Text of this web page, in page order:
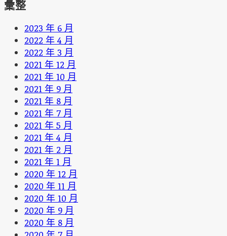
彙整
2023 年 6 月
2022 年 4 月
2022 年 3 月
2021 年 12 月
2021 年 10 月
2021 年 9 月
2021 年 8 月
2021 年 7 月
2021 年 5 月
2021 年 4 月
2021 年 2 月
2021 年 1 月
2020 年 12 月
2020 年 11 月
2020 年 10 月
2020 年 9 月
2020 年 8 月